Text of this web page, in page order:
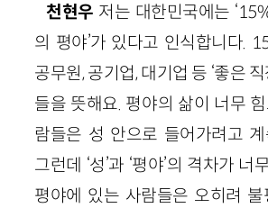
천현우 저는 대한민국에는
의 평야’가 있다고 인식합니다.
공무원, 공기업, 대기업 등 ‘좋은
들을 뜻해요. 평야의 삶이 너무
람들은 성 안으로 들어가려고
그런데 ‘성’과 ‘평야’의 격차가 너
평야에 있는 사람들은 오히려